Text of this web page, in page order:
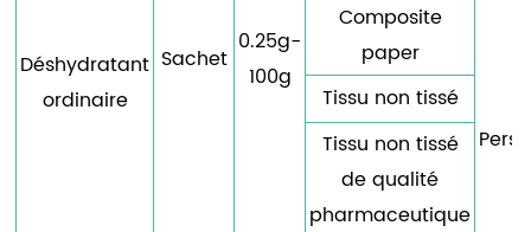
Déshydratant
ordinaire
Sachet
0.25g-
100g
Composite
paper
Tissu non tissé
Tissu non tissé
de qualité
pharmaceutique